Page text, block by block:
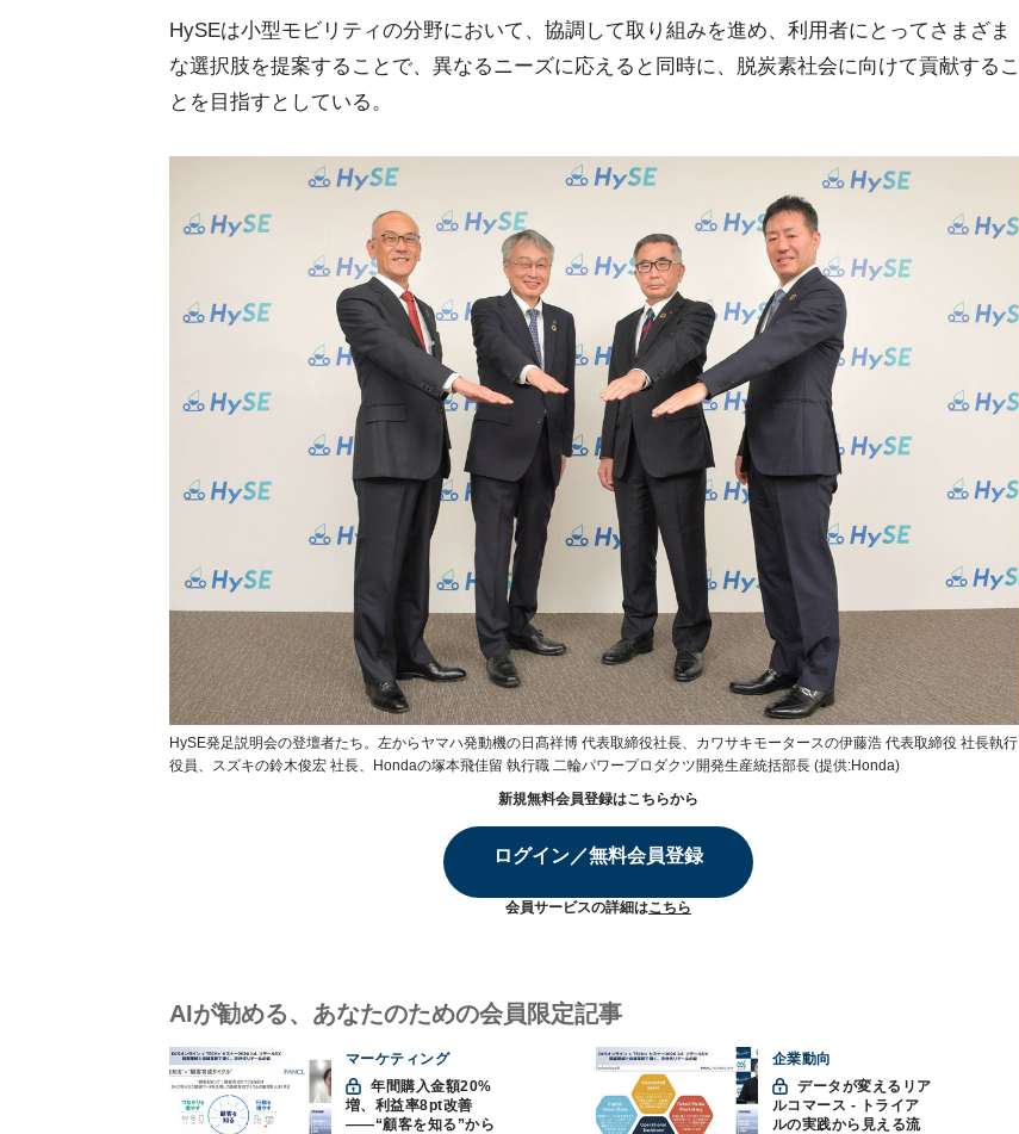
HySEは小型モビリティの分野において、協調して取り組みを進め、利用者にとってさまざま
な選択肢を提案することで、異なるニーズに応えると同時に、脱炭素社会に向けて貢献するこ
とを目指すとしている。
HySE発足説明会の登壇者たち。左からヤマハ発動機の日髙祥博 代表取締役社長、カワサキモータースの伊藤浩 代表取締役 社長執行
役員、スズキの鈴木俊宏 社長、Hondaの塚本飛佳留 執行職 二輪パワープロダクツ開発生産統括部長 (提供:Honda)
新規無料会員登録はこちらから
ログイン／無料会員登録
会員サービスの詳細はこちら
AIが勧める、あなたのための会員限定記事
マーケティング
年間購入金額20%
増、利益率8pt改善
——“顧客を知る”から
企業動向
データが変えるリア
ルコマース - トライア
ルの実践から見える流